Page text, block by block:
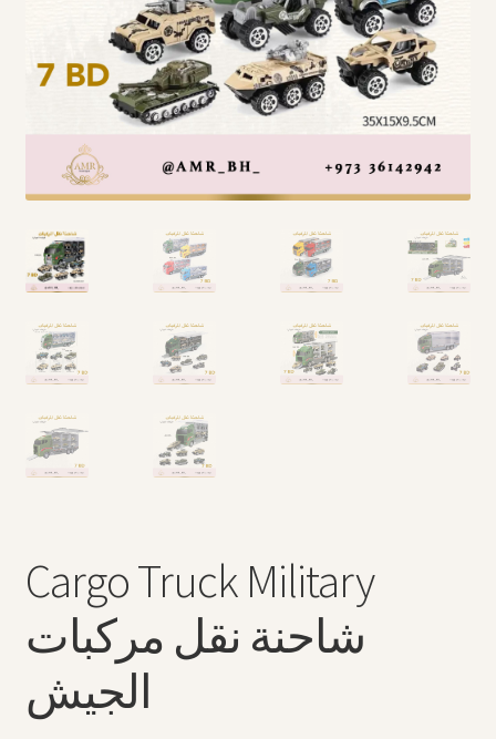
Arabic Language اللغة العربية
National Day العيد الوطني
STATIONARY القرطاسية
Disney ديزني
Birthdays أعياد الميلاد
Giveaways التوزيعات
Hair Accessories اكسسوارات الشعر
Cargo Truck Military
شاحنة نقل مركبات
الجيش